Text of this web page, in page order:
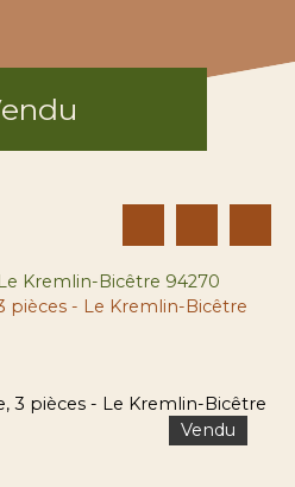
Le Kremlin-Bicêtre 94270
pièces - Le Kremlin-Bicêtre
Vendu